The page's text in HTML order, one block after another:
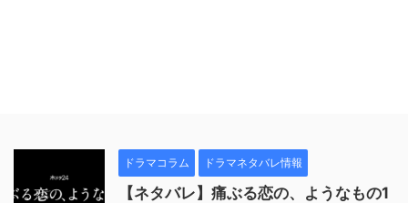
ドラマコラム ドラマネタバレ情報
【ネタバレ】痛ぶる恋の、ようなもの1